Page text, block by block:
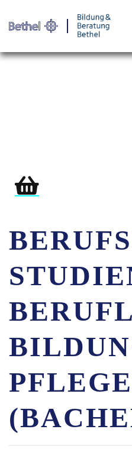
PFLEGE